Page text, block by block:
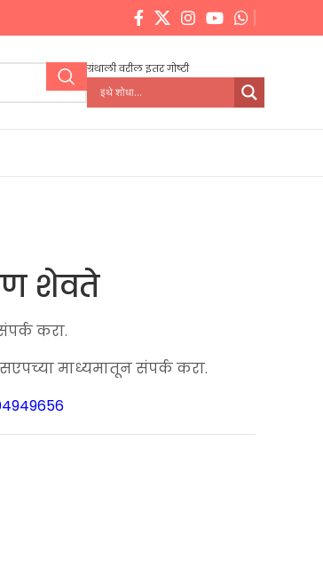
ग्रंथाली वरील इतर गोष्टी
शेवते
करा.
माध्यमातून संपर्क करा.